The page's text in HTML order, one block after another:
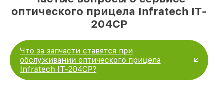
оптического прицела Infratech IT-
204CP
Что за запчасти ставятся при
обслуживании оптического прицела
Infratech IT-204CP?